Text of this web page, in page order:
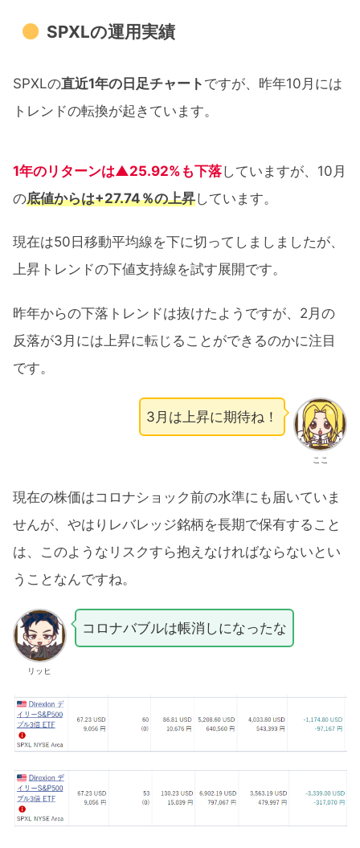
SPXLの運用実績
SPXLの直近1年の日足チャート ですが、昨年10月には
トレンドの転換が起きています。
1年のリターンは▲25.92%も下落していますが、10月
の底値からは+27.74％の上昇しています。
現在は50日移動平均線を下に切ってしましましたが、
上昇トレンドの下値支持線を試す展開です。
昨年からの下落トレンドは抜けたようですが、2月の
反落が3月には上昇に転じることができるのかに注目
です。
ここ
3月は上昇に期待ね！
現在の株価はコロナショック前の水準にも届いていま
せんが、やはりレバレッジ銘柄を長期で保有すること
は、このようなリスクすら抱えなければならないとい
うことなんですね。
リッヒ
コロナバブルは帳消しになったな